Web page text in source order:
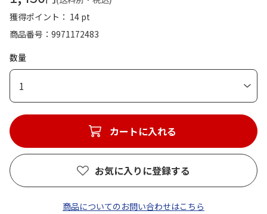
獲得ポイント： 14 pt
商品番号
9971172483
数量
1
カートに入れる
お気に入りに登録する
商品についてのお問い合わせはこちら